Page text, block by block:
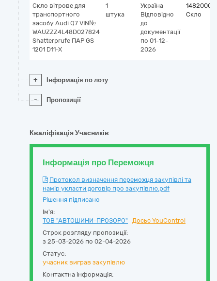
Скло вітрове для
транспортного
засобу Audi Q7 VIN№
WAUZZZ4L48D027824
Shatterprufe ПАР GS
1201 D11-X
1
штука
Україна
Відповідно
до
документації
по 01-12-
2026
Скло
+ Інформація по лоту
- Пропозиції
Кваліфікація Учасників
Інформація про Переможця
Протокол визначення переможця закупівлі та
намір укласти договір про закупівлю.pdf
Рішення підписано
Ім'я:
ТОВ "АВТОШИНИ-ПРОЗОРО"
Досьє YouControl
Строк розгляду пропозиції:
з 25-03-2026 по 02-04-2026
Статус:
учасник виграв закупівлю
Контактна інформація: